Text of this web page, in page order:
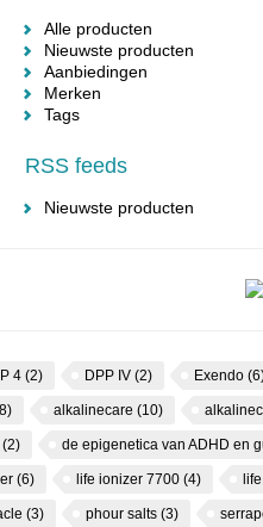
Alle producten
Nieuwste producten
Aanbiedingen
Merken
Tags
RSS feeds
Nieuwste producten
4 (2) DPP IV (2) Exendo
alkalinecare (10)
(2) de epigenetica van ADHD en
(6) life ionizer 7700 (4)
(3) phour salts (3)